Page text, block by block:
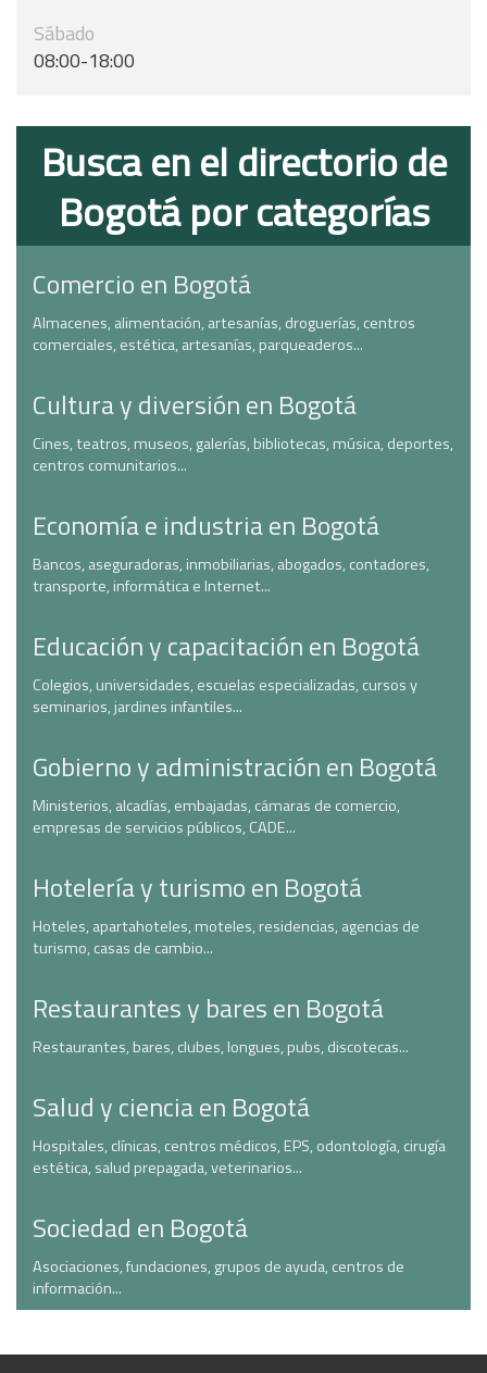
Sábado
08:00-18:00
Busca en el directorio de
Bogotá por categorías
Comercio en Bogotá
Almacenes, alimentación, artesanías, droguerías, centros
comerciales, estética, artesanías, parqueaderos...
Cultura y diversión en Bogotá
Cines, teatros, museos, galerías, bibliotecas, música, deportes,
centros comunitarios...
Economía e industria en Bogotá
Bancos, aseguradoras, inmobiliarias, abogados, contadores,
transporte, informática e Internet...
Educación y capacitación en Bogotá
Colegios, universidades, escuelas especializadas, cursos y
seminarios, jardines infantiles...
Gobierno y administración en Bogotá
Ministerios, alcadías, embajadas, cámaras de comercio,
empresas de servicios públicos, CADE...
Hotelería y turismo en Bogotá
Hoteles, apartahoteles, moteles, residencias, agencias de
turismo, casas de cambio...
Restaurantes y bares en Bogotá
Restaurantes, bares, clubes, longues, pubs, discotecas...
Salud y ciencia en Bogotá
Hospitales, clínicas, centros médicos, EPS, odontología, cirugía
estética, salud prepagada, veterinarios...
Sociedad en Bogotá
Asociaciones, fundaciones, grupos de ayuda, centros de
información...